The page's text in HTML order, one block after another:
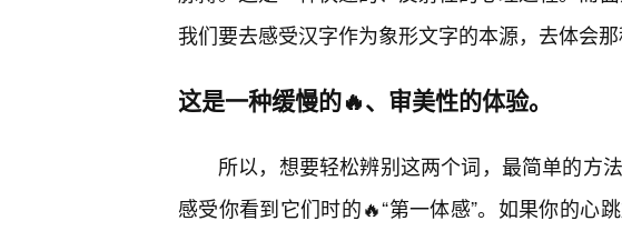
我们要去感受汉字作为象形文字的本源，去体会那
这是一种缓慢的🔥、审美性的体验。
所以，想要轻松辨别这两个词，最简单的方
感受你看到它们时的🔥“第一体感”。如果你的心